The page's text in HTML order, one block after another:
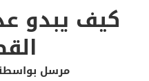
كيف يبدو
مرسل